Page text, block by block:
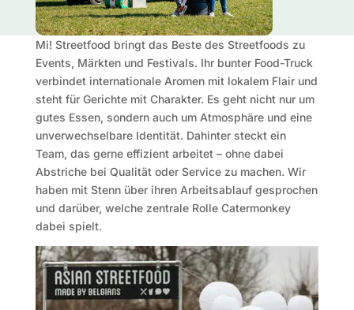
Mi! Streetfood bringt das Beste des Streetfoods zu
Events, Märkten und Festivals. Ihr bunter Food-Truck
verbindet internationale Aromen mit lokalem Flair und
steht für Gerichte mit Charakter. Es geht nicht nur um
gutes Essen, sondern auch um Atmosphäre und eine
unverwechselbare Identität. Dahinter steckt ein
Team, das gerne effizient arbeitet – ohne dabei
Abstriche bei Qualität oder Service zu machen. Wir
haben mit Stenn über ihren Arbeitsablauf gesprochen
und darüber, welche zentrale Rolle Catermonkey
dabei spielt.